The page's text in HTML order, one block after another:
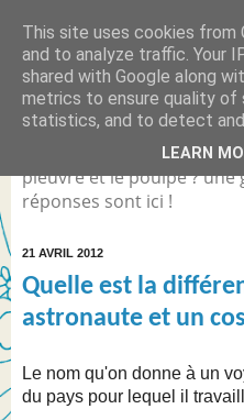
Quelle est la
entre... ?
Différence entre Coca
pieuvre et le poulpe ? une
réponses sont ici !
21 AVRIL 2012
Quelle est la
astronaute et un
Le nom qu'on donne à un
du pays pour lequel il
This site uses cookies
and to analyze traffic. Your
shared with Google along
metrics to ensure quality of
statistics, and to detect and
LEARN